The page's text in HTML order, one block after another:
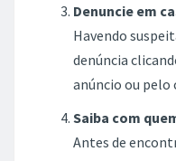
Denuncie em
Havendo
denúncia
anúncio ou pelo
Saiba com
Antes de